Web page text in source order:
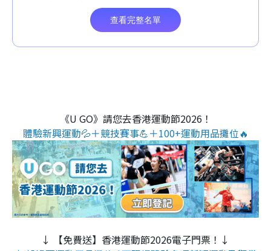
《U GO》請您去香港運動節2026！
體驗新興運動💦＋競技賽事💪＋100+運動用品攤位🔥
↓ 【免費送】香港運動節2026電子門票！↓